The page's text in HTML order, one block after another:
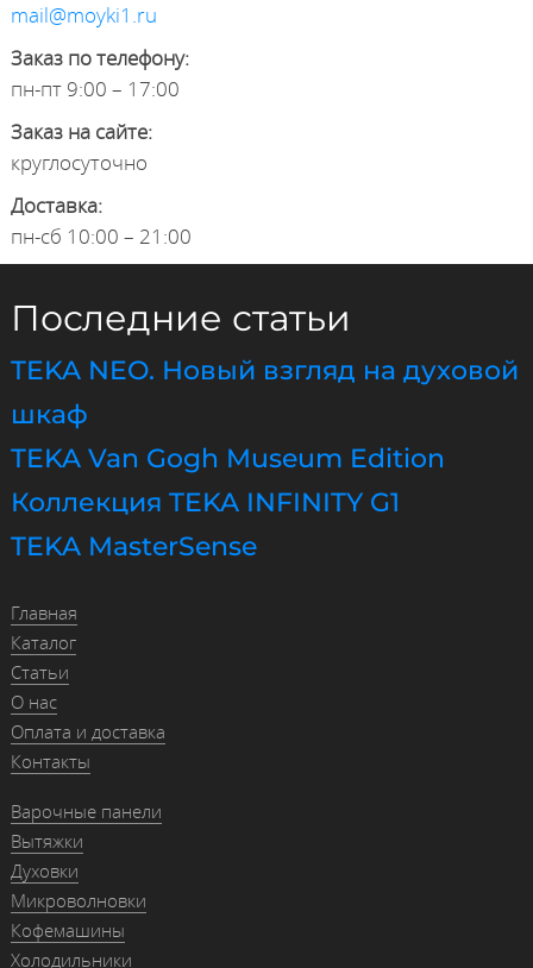
mail@moyki1.ru
Заказ по телефону:
пн-пт 9:00 – 17:00
Заказ на сайте:
круглосуточно
Доставка:
пн-сб 10:00 – 21:00
Последние статьи
TEKA NEO. Новый взгляд на духовой
шкаф
TEKA Van Gogh Museum Edition
Коллекция TEKA INFINITY G1
TEKA MasterSense
Главная
Каталог
Статьи
О нас
Оплата и доставка
Контакты
Варочные панели
Вытяжки
Духовки
Микроволновки
Кофемашины
Холодильники